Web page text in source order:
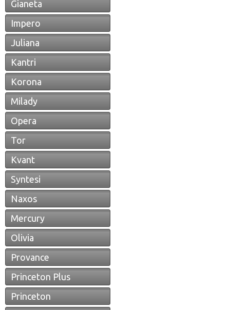
Gianeta
Impero
Juliana
Kantri
Korona
Milady
Opera
Tor
Kvant
Syntesi
Naxos
Mercury
Olivia
Provance
Princeton Plus
Princeton